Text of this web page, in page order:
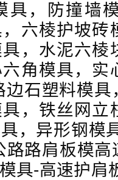
具，防撞墙
六棱护坡砖
，水泥六棱
角模具，实
石塑料模
，铁丝网立
，异形钢模
路路肩板模
具-高速护肩